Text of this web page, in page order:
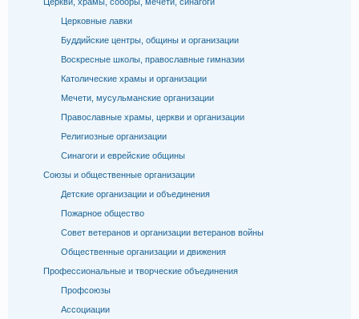
Церковные лавки
Буддийские центры, общины и организации
Воскресные школы, православные гимназии
Католические храмы и организации
Мечети, мусульманские организации
Православные храмы, церкви и организации
Религиозные организации
Синагоги и еврейские общины
Союзы и общественные организации
Детские организации и объединения
Пожарное общество
Совет ветеранов и организации ветеранов войны
Общественные организации и движения
Профессиональные и творческие объединения
Профсоюзы
Ассоциации